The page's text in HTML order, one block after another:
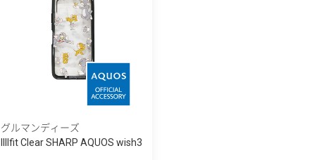
グルマンディーズ
IIIIfit Clear SHARP AQUOS wish3